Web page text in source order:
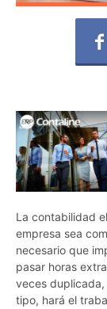
La contabilidad
empresa sea
necesario que
pasar horas
veces
tipo, hará el